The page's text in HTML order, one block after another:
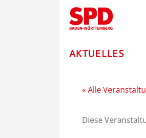
Andreas
AKTUELLES
« Alle
Diese